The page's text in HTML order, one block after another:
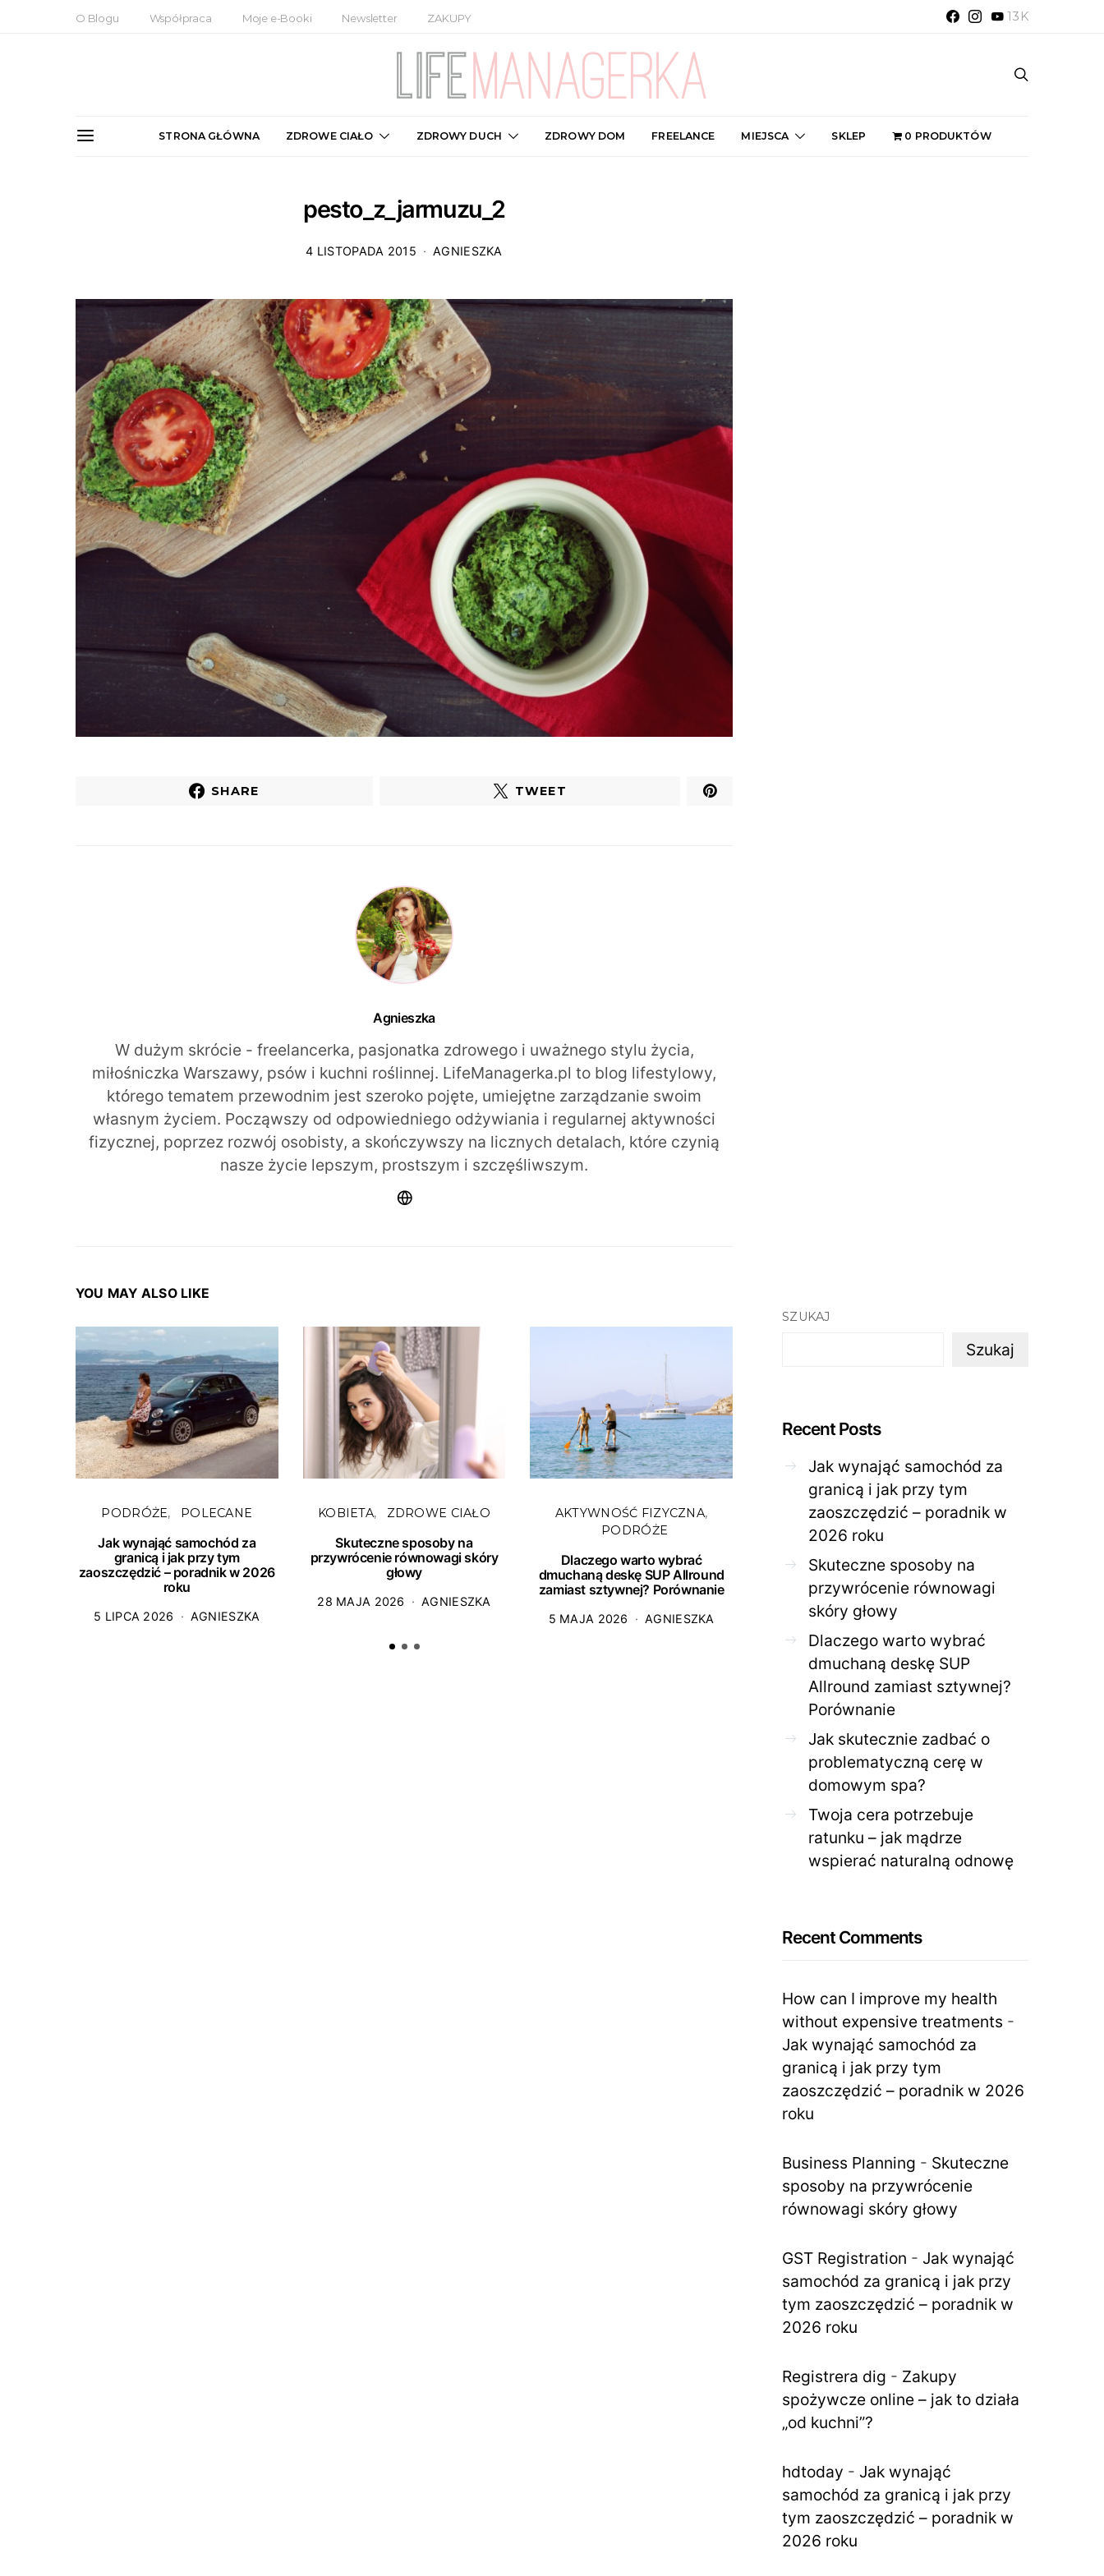
O Blogu Współpraca Moje e-Booki Newsletter ZAKUPY 13K
STRONA GŁÓWNA ZDROWE CIAŁO ZDROWY DUCH ZDROWY DOM FREELANCE MIEJSCA SKLEP 0 PRODUKTÓW
pesto_z_jarmuzu_2
4 LISTOPADA 2015 AGNIESZKA
SHARE TWEET
Agnieszka
W dużym skrócie - freelancerka, pasjonatka zdrowego i uważnego stylu życia,
miłośniczka Warszawy, psów i kuchni roślinnej. LifeManagerka.pl to blog lifestylowy,
którego tematem przewodnim jest szeroko pojęte, umiejętne zarządzanie swoim
własnym życiem. Począwszy od odpowiedniego odżywiania i regularnej aktywności
fizycznej, poprzez rozwój osobisty, a skończywszy na licznych detalach, które czynią
nasze życie lepszym, prostszym i szczęśliwszym.
YOU MAY ALSO LIKE
PODRÓŻE POLECANE
Jak wynająć samochód za
granicą i jak przy tym
zaoszczędzić – poradnik w 2026
roku
5 LIPCA 2026 AGNIESZKA
KOBIETA ZDROWE CIAŁO
Skuteczne sposoby na
przywrócenie równowagi skóry
głowy
28 MAJA 2026 AGNIESZKA
AKTYWNOŚĆ FIZYCZNA
PODRÓŻE
Dlaczego warto wybrać
dmuchaną deskę SUP Allround
zamiast sztywnej? Porównanie
5 MAJA 2026 AGNIESZKA
ZDROWE CIAŁO
Jak skutecznie zadbać o
problematyczną cerę w
domowym spa?
28 KWIETNIA 2026 27 KWIETNIA 2026
SZUKAJ
Szukaj
Recent Posts
Jak wynająć samochód za
granicą i jak przy tym
zaoszczędzić – poradnik w
2026 roku
Skuteczne sposoby na
przywrócenie równowagi
skóry głowy
Dlaczego warto wybrać
dmuchaną deskę SUP
Allround zamiast sztywnej?
Porównanie
Jak skutecznie zadbać o
problematyczną cerę w
domowym spa?
Twoja cera potrzebuje
ratunku – jak mądrze
wspierać naturalną odnowę
Recent Comments
How can I improve my health
without expensive treatments -
Jak wynająć samochód za
granicą i jak przy tym
zaoszczędzić – poradnik w 2026
roku
Business Planning - Skuteczne
sposoby na przywrócenie
równowagi skóry głowy
GST Registration - Jak wynająć
samochód za granicą i jak przy
tym zaoszczędzić – poradnik w
2026 roku
Registrera dig - Zakupy
spożywcze online – jak to działa
„od kuchni”?
hdtoday - Jak wynająć
samochód za granicą i jak przy
tym zaoszczędzić – poradnik w
2026 roku